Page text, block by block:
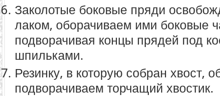
Заколотые боковые пряди
лаком, оборачиваем ими боковые
подворачивая концы прядей под
шпильками.
Резинку, в которую собран хвост,
подворачиваем торчащий хвостик.